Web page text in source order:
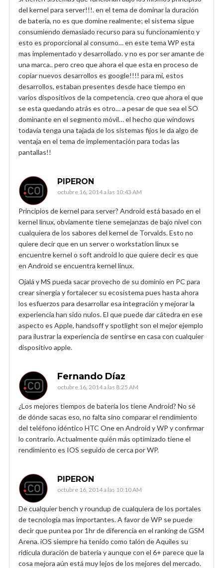
del kernel para server!!!. en el tema de dominar la duración
de batería, no es que domine realmente; el sistema sigue
consumiendo demasiado recurso para su funcionamiento y
esto es proporcional al consumo… en este tema WP esta
mas implementado y desarrollado. y no es por ser amante de
una marca.. pero creo que ahora el que esta en proceso de
copiar nuevos desarrollos es google!!!! para mi, estos
desarrollos, estaban presentes desde hace tiempo en
varios dispositivos de la competencia. creo que ahora el que
se esta quedando atrás es otro… a pesar de que sea el SO
dominante en el segmento móvil… el hecho que windows
todavía tenga una tajada de los sistemas fijos le da algo de
ventaja en el tema de implementación para todas las
pantallas!!
PIPERON
octubre 16, 2014 a las 10:43 AM
Principios de kernel para server? Android está basado en el
kernel linux, obviamente tiene semejanzas de bajo nivel con
cualquiera de los sabores del kernel de Torvalds. Esto no
quiere decir que en un server o workstation linux se
encuentre kernel o soft android lo que quiere decir es que
en Android se encuentra kernel linux.
Ojalá y MS pueda sacar provecho de su dominio en PC para
crear sinergia y fortalecer su ecosistema pues hasta ahora
los esfuerzos para desarrollar esa integración y mejorar la
experiencia han sido nulos. El que puede dar cátedra en ese
aspecto es Apple, handsoff y spotlight son el mejor ejemplo
para ilustrar la experiencia de sentirse en casa con cualquier
dispositivo apple.
Fernando Díaz
octubre 16, 2014 a las 8:25 AM
¿Los mejores tiempos de batería los tiene Android? No sé
de dónde sacas eso, no falta sino comparar el rendimiento
del teléfono idéntico HTC One en Android y WP y confirmar
lo contrario. Actualmente quién más optimizado tiene el
rendimiento es IOS seguido de cerca por WP.
PIPERON
octubre 16, 2014 a las 10:10 AM
De cualquier bench y roundup de cualquiera de los portales
de tecnología mas importantes. A favor de WP se puede
decir que puntea por 1hr de diferencia en el ranking de GSM
Arena. iOS siempre ha tenido como talón de Aquiles su
ridícula duración de batería y aunque con el 6+ parece que la
cosa mejora aún está muy lejos de los mejores del mercado.